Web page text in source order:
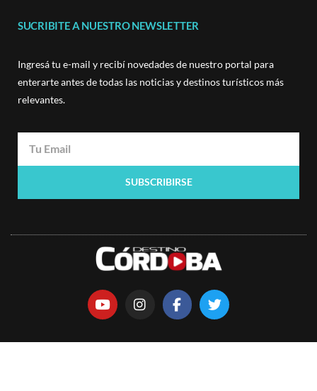
SUCRIBITE A NUESTRO NEWSLETTER
Ingresá tu e-mail y recibí novedades de nuestro portal para
enterarte antes de todas las noticias y destinos turísticos más
relevantes.
SUBSCRIBIRSE